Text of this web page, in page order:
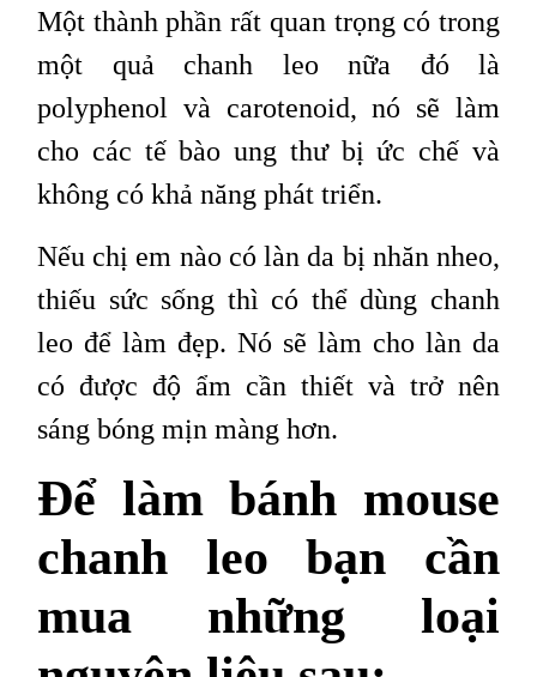
Một thành phần rất quan trọng có trong
một quả chanh leo nữa đó là
polyphenol và carotenoid, nó sẽ làm
cho các tế bào ung thư bị ức chế và
không có khả năng phát triển.
Nếu chị em nào có làn da bị nhăn nheo,
thiếu sức sống thì có thể dùng chanh
leo để làm đẹp. Nó sẽ làm cho làn da
có được độ ẩm cần thiết và trở nên
sáng bóng mịn màng hơn.
Để làm bánh mouse
chanh leo bạn cần
mua những loại